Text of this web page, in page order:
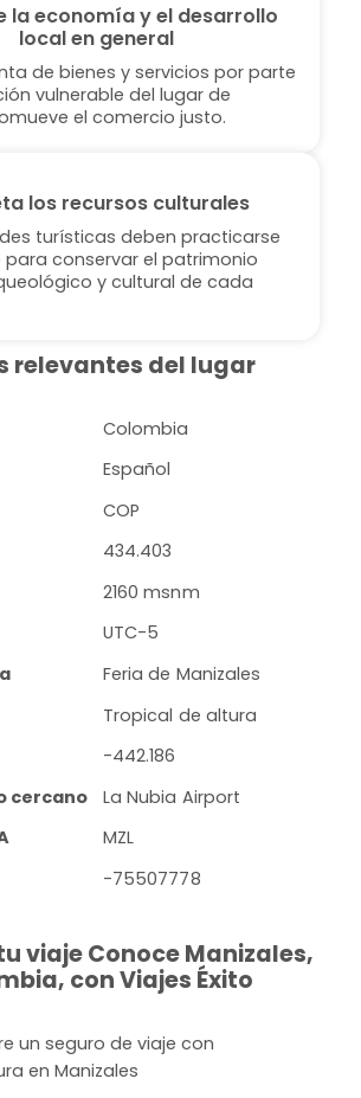
la economía y el desarrollo
local en general
de bienes y servicios por parte
vulnerable del lugar de
el comercio justo.
los recursos culturales
turísticas deben practicarse
conservar el patrimonio
y cultural de cada
relevantes del lugar
Colombia
Español
COP
434.403
2160 msnm
UTC-5
Feria de Manizales
Tropical de altura
-442.186
cercano
La Nubia Airport
MZL
-75507778
viaje Conoce Manizales,
con Viajes Éxito
un seguro de viaje con
en Manizales